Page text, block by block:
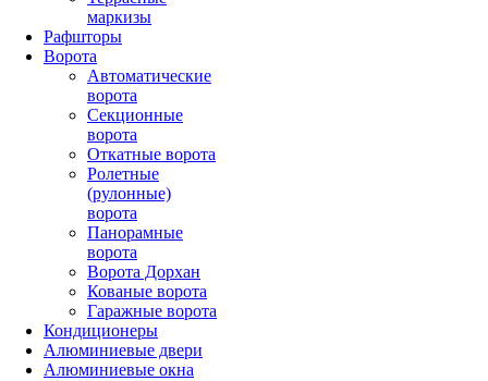
маркизы
Рафшторы
Ворота
Автоматические
ворота
Секционные
ворота
Откатные ворота
Ролетные
(рулонные)
ворота
Панорамные
ворота
Ворота Дорхан
Кованые ворота
Гаражные ворота
Кондиционеры
Алюминиевые двери
Алюминиевые окна